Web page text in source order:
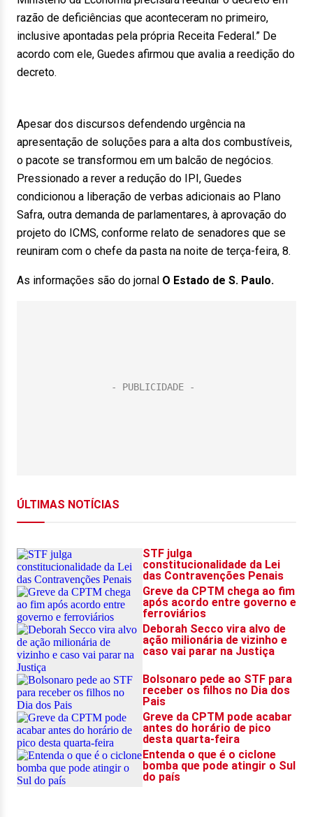
razão de deficiências que aconteceram no primeiro,
inclusive apontadas pela própria Receita Federal.” De
acordo com ele, Guedes afirmou que avalia a reedição do
decreto.
Apesar dos discursos defendendo urgência na
apresentação de soluções para a alta dos combustíveis,
o pacote se transformou em um balcão de negócios.
Pressionado a rever a redução do IPI, Guedes
condicionou a liberação de verbas adicionais ao Plano
Safra, outra demanda de parlamentares, à aprovação do
projeto do ICMS, conforme relato de senadores que se
reuniram com o chefe da pasta na noite de terça-feira, 8.
As informações são do jornal O Estado de S. Paulo.